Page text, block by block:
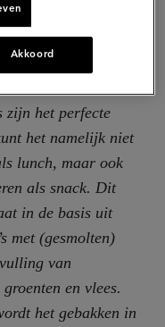
zijn het perfecte
het namelijk niet
lunch, maar ook
als snack. Dit
in de basis uit
met (gesmolten)
van
en vlees.
het gebakken in
Akkoord